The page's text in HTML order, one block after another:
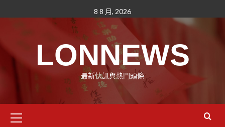
to
8 8 月, 2026
LONNEWS
最新快訊與熱門頭條
Menu